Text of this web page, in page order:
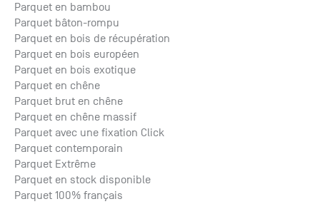
Parquet en bambou
Parquet bâton-rompu
Parquet en bois de récupération
Parquet en bois européen
Parquet en bois exotique
Parquet en chêne
Parquet brut en chêne
Parquet en chêne massif
Parquet avec une fixation Click
Parquet contemporain
Parquet Extrême
Parquet en stock disponible
Parquet 100% français